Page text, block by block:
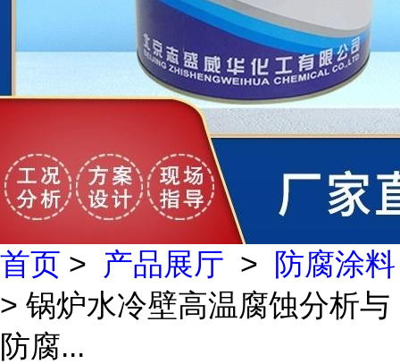
首页 > 产品展厅 >
防腐涂料
> 锅炉水冷壁高温腐蚀分析与
防腐...